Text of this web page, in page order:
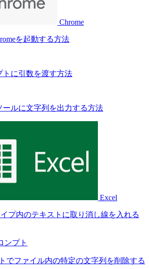
Chrome
を起動する方法
トに引数を渡す方法
ールに文字列を出力する方法
Excel
プ内のテキストに取り消し線を入れる
ンプト
でファイル内の特定の文字列を削除する